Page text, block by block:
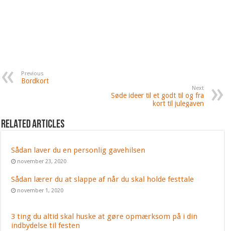
Previous
Bordkort
Next
Søde ideer til et godt til og fra
kort til julegaven
Related Articles
Sådan laver du en personlig gavehilsen
november 23, 2020
Sådan lærer du at slappe af når du skal holde festtale
november 1, 2020
3 ting du altid skal huske at gøre opmærksom på i din
indbydelse til festen